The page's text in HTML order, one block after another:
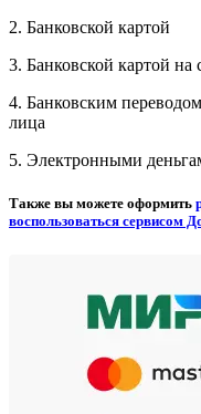
2. Банковской картой
3. Банковской картой на
4. Банковским
лица
5. Электронными
Также вы можете оформить
воспользоваться сервисом